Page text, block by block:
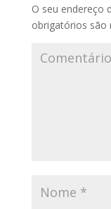
O seu endereço
obrigatórios são